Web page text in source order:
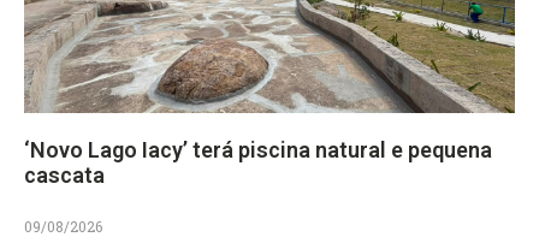
‘Novo Lago Iacy’ terá piscina natural e pequena
cascata
09/08/2026